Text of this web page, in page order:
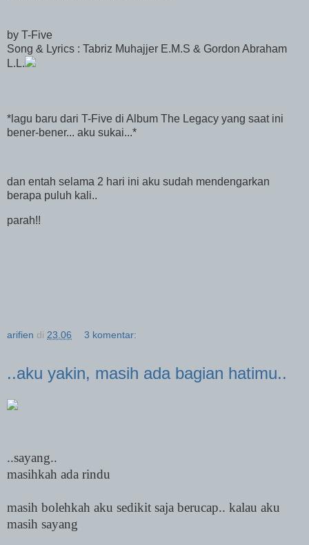
by T-Five
Song & Lyrics : Tabriz Muhajjer E.M.S & Gordon Abraham
L.L.
*lagu baru dari T-Five di Album The Legacy yang saat ini
bener-bener... aku sukai...*
dan entah selama 2 hari ini aku sudah mendengarkan
berapa puluh kali..
parah!!
arifien di 23.06 3 komentar:
..aku yakin, masih ada bagian hatimu..
..sayang..
masihkah ada rindu
masih bolehkah aku sedikit saja berucap.. kalau aku
masih sayang